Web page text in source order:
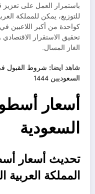
باستمرار العمل على تعزيز
للتوزيع، يمكن للمملكة
كواحدة من أكبر اللاعبين
تحقيق الاستقرار
الغاز المسال.
شاهد ايضا: شروط القبول
السعوديين 1444
أسعار
السعودية
تحديث أسعار
المملكة العربية